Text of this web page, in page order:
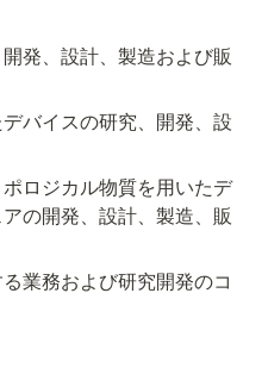
発、設計、製造および販
バイスの研究、開発、設
ロジカル物質を用いたデ
の開発、設計、製造、販
業務および研究開発のコ